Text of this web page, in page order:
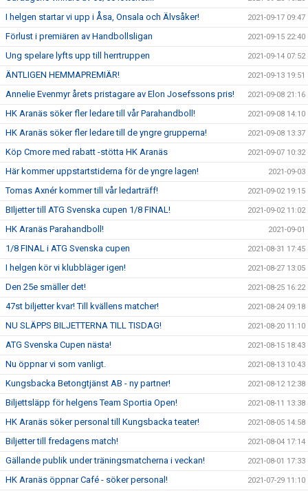
I helgen startar vi upp i Åsa, Onsala och Älvsåker! 2021-09-17 09:47
Förlust i premiären av Handbollsligan 2021-09-15 22:40
Ung spelare lyfts upp till herrtruppen 2021-09-14 07:52
ÄNTLIGEN HEMMAPREMIÄR! 2021-09-13 19:51
Annelie Evenmyr årets pristagare av Elon Josefssons pris! 2021-09-08 21:16
HK Aranäs söker fler ledare till vår Parahandboll! 2021-09-08 14:10
HK Aranäs söker fler ledare till de yngre grupperna! 2021-09-08 13:37
Köp Cmore med rabatt -stötta HK Aranäs 2021-09-07 10:32
Här kommer uppstartstiderna för de yngre lagen! 2021-09-03
Tomas Axnér kommer till vår ledarträff! 2021-09-02 19:15
BIljetter till ATG Svenska cupen 1/8 FINAL! 2021-09-02 11:02
HK Aranäs Parahandboll! 2021-09-01
1/8 FINAL i ATG Svenska cupen 2021-08-31 17:45
I helgen kör vi klubbläger igen! 2021-08-27 13:05
Den 25e smäller det! 2021-08-25 16:22
47st biljetter kvar! Till kvällens matcher! 2021-08-24 09:18
NU SLÄPPS BILJETTERNA TILL TISDAG! 2021-08-20 11:10
ATG Svenska Cupen nästa! 2021-08-15 18:43
Nu öppnar vi som vanligt. 2021-08-13 10:43
Kungsbacka Betongtjänst AB - ny partner! 2021-08-12 12:38
Biljettsläpp för helgens Team Sportia Open! 2021-08-11 13:38
HK Aranäs söker personal till Kungsbacka teater! 2021-08-05 14:58
Biljetter till fredagens match! 2021-08-04 17:14
Gällande publik under träningsmatcherna i veckan! 2021-08-01 17:33
HK Aranäs öppnar Café - söker personal! 2021-07-29 11:10